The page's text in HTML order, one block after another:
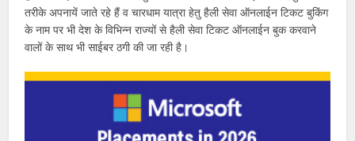
तरीके अपनायें जाते रहे हैं व चारधाम यात्रा हेतु हैली सेवा ऑनलाईन टिकट बुकिंग
के नाम पर भी देश के विभिन्न राज्यों से हैली सेवा टिकट ऑनलाईन बुक करवाने
वालों के साथ भी साईबर ठगी की जा रही है।